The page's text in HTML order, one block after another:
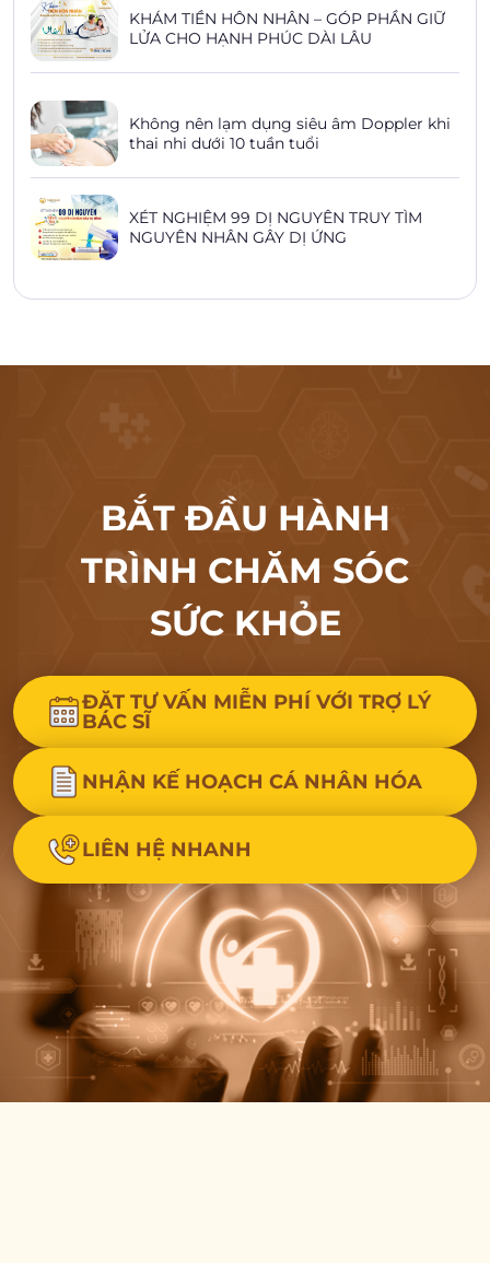
KHÁM TIỀN HÔN NHÂN – GÓP PHẦN GIỮ
LỬA CHO HẠNH PHÚC DÀI LÂU
Không nên lạm dụng siêu âm Doppler khi
thai nhi dưới 10 tuần tuổi
XÉT NGHIỆM 99 DỊ NGUYÊN TRUY TÌM
NGUYÊN NHÂN GÂY DỊ ỨNG
BẮT ĐẦU HÀNH
TRÌNH CHĂM SÓC
SỨC KHỎE
ĐẶT TƯ VẤN MIỄN PHÍ VỚI TRỢ LÝ
BÁC SĨ
NHẬN KẾ HOẠCH CÁ NHÂN HÓA
LIÊN HỆ NHANH